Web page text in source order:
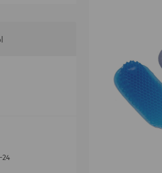
24